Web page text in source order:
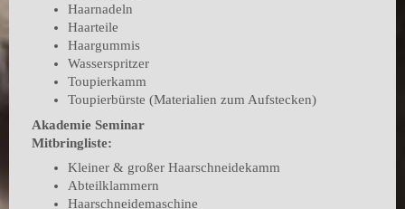
Haarnadeln
Haarteile
Haargummis
Wasserspritzer
Toupierkamm
Toupierbürste (Materialien zum Aufstecken)
Akademie Seminar
Mitbringliste:
Kleiner & großer Haarschneidekamm
Abteilklammern
Haarschneidemaschine